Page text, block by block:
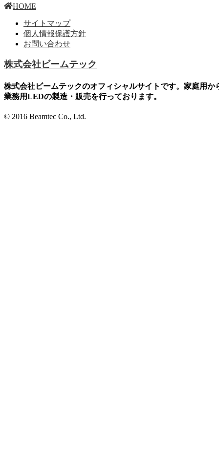
HOME
サイトマップ
個人情報保護方針
お問い合わせ
株式会社ビームテック
株式会社ビームテックのオフィシャルサイトです。家庭用か
業務用LEDの製造・販売を行っております。
© 2016 Beamtec Co., Ltd.